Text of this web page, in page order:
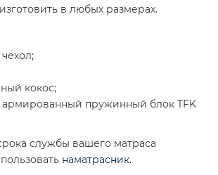
в любых размерах.
кокос;
пружинный блок TFK
службы вашего матраса
наматрасник.